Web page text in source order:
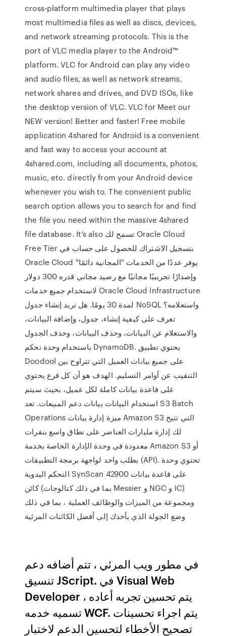
cross-platform multimedia player that plays
most multimedia files as well as discs, devices,
and network streaming protocols. This is the
port of VLC media player to the Android™
platform. VLC for Android can play any video
and audio files, as well as network streams,
network shares and drives, and DVD ISOs, like
the desktop version of VLC. VLC for Meet our
NEW version! Better and faster! Free mobile
application 4shared for Android is a convenient
and fast way to access your account at
4shared.com, including all documents, photos,
music, etc. directly from your Android device
whenever you wish to. The convenient public
search option allows you to search for and find
the file you need within the massive 4shared
file database. It’s also تسمح لك Oracle Cloud
Free Tier بتسجيل الاشتراك للحصول على حساب في
Oracle Cloud يوفر عددًا من الخدمات "المجانية دائمًا"
وإصدارًا تجريبيًا مجانيًا مع رصيد مجاني قدره 300 دولار
لاستخدام جميع خدمات Oracle Cloud Infrastructure
لمدة 30 يومًا. هل تريد إنشاء جدول NoSQL واستعلامه؟
تعرف على كيفية إنشاء، جدول، وإضافة البيانات،
والاستعلام عن البيانات، وحذف البيانات، وحذف الجدول
باستخدام وحدة تحكم DynamoDB. يحتوي تطبيق
Doodool على جميع بيانات العميل التي تتراوح بين
التنقيب عن أوامر التسليم. الهدف هو أن كل فرع يحتوي
على قاعدة بيانات كاملة لكل عميل، بحيث سيتم
استخدام البيانات بيانات دعم المبيعات. تعد S3 Batch
Operations ميزة إدارة بيانات Amazon S3 التي تتيح
لك إدارة مليارات العناصر على نطاق واسع بنقرات
معدودة في وحدة الإدارة الخاصة بخدمة Amazon S3 أو
بطلب واحد لواجهة برمجة التطبيقات (API). تحتوي وحدة
التحكم اليدوية SynScan على قاعدة بيانات 42900
كائن (بما في ذلك كتالوجات Messier و NGC و IC)
ومجموعة من الميزات والوظائف العملية ، بما في ذلك
وضع الجولة الذي يأخذك إلى أفضل الكائنات المرئية
في مطور ويب المرئي ، تتم أضافه دعم
تنسيق JScript. في Visual Web
Developer ، يتم تحسين تجربه أعاده
تسميه خدمه WCF. يتم اجراء تحسينات
تصحيح الأخطاء لتحسين الدعم لاختبار